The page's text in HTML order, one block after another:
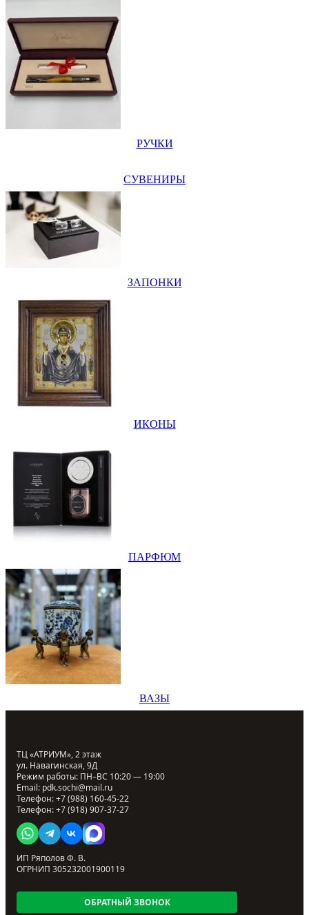
РУЧКИ
СУВЕНИРЫ
ЗАПОНКИ
ИКОНЫ
ПАРФЮМ
ВАЗЫ
ТЦ «АТРИУМ», 2 этаж
ул. Навагинская, 9Д
Режим работы: ПН–ВС 10:20 — 19:00
Email: pdk.sochi@mail.ru
Телефон:+7 (988) 160-45-22
Телефон:+7 (918) 907-37-27
ИП Ряполов Ф. В.
ОГРНИП 305232001900119
ОБРАТНЫЙ ЗВОНОК